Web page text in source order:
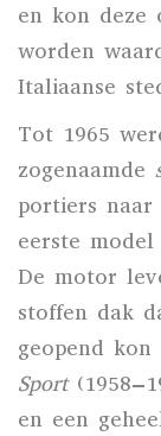
en kon deze
worden
Italiaanse
Tot 1965
zogenaamde
portiers
eerste model
De motor
stoffen dak
geopend
Sport
en een